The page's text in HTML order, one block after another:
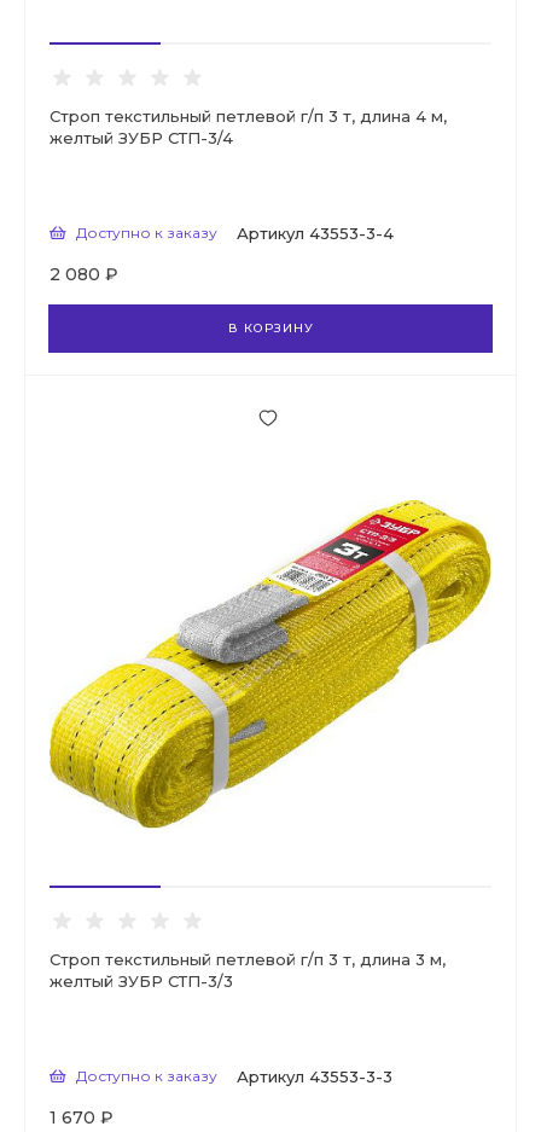
Строп текстильный петлевой г/п 3 т, длина 4 м,
желтый ЗУБР СТП-3/4
Доступно к заказу Артикул 43553-3-4
2 080 ₽
В КОРЗИНУ
Строп текстильный петлевой г/п 3 т, длина 3 м,
желтый ЗУБР СТП-3/3
Доступно к заказу Артикул 43553-3-3
1 670 ₽